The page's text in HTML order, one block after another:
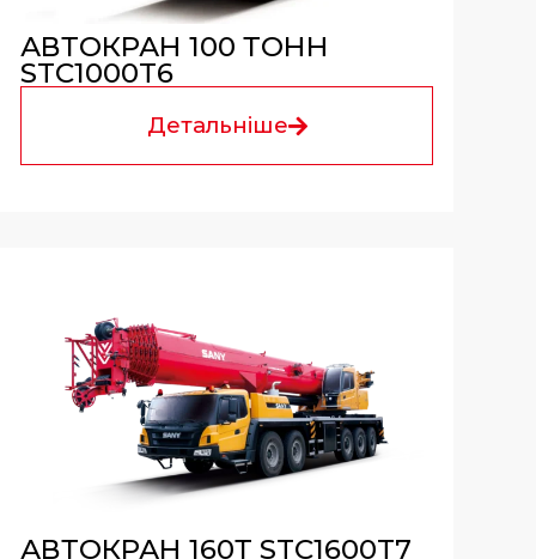
АВТОКРАН 100 ТОНН
STC1000T6
Детальніше
АВТОКРАН 160Т STC1600T7